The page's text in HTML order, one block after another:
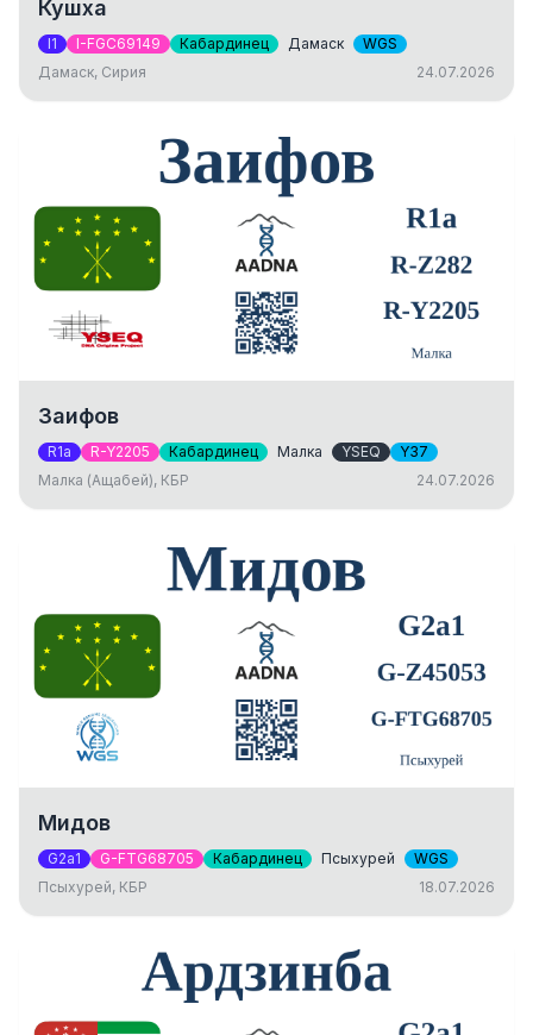
Кушха
I1 I-FGC69149 Кабардинец Дамаск
WGS
Дамаск, Сирия
24.07.2026
Заифов
R1a R-Y2205 Кабардинец Малка YSEQ
Y37
Малка (Ащабей), КБР
24.07.2026
Мидов
G2a1 G-FTG68705 Кабардинец Псыхурей
WGS
Псыхурей, КБР
18.07.2026